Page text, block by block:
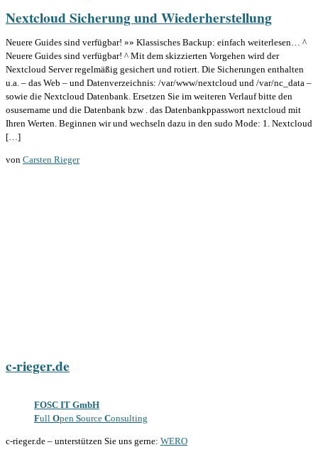
Nextcloud Sicherung und Wiederherstellung
Neuere Guides sind verfügbar! »» Klassisches Backup: einfach weiterlesen… ^
Neuere Guides sind verfügbar! ^ Mit dem skizzierten Vorgehen wird der
Nextcloud Server regelmäßig gesichert und rotiert. Die Sicherungen enthalten
u.a. – das Web – und Datenverzeichnis: /var/www/nextcloud und /var/nc_data –
sowie die Nextcloud Datenbank. Ersetzen Sie im weiteren Verlauf bitte den
osusername und die Datenbank bzw . das Datenbankppasswort nextcloud mit
Ihren Werten. Beginnen wir und wechseln dazu in den sudo Mode: 1. Nextcloud
[…]
von Carsten Rieger
c-rieger.de
FOSC IT GmbH
Full Open Source Consulting
c-rieger.de – unterstützen Sie uns gerne: WERO